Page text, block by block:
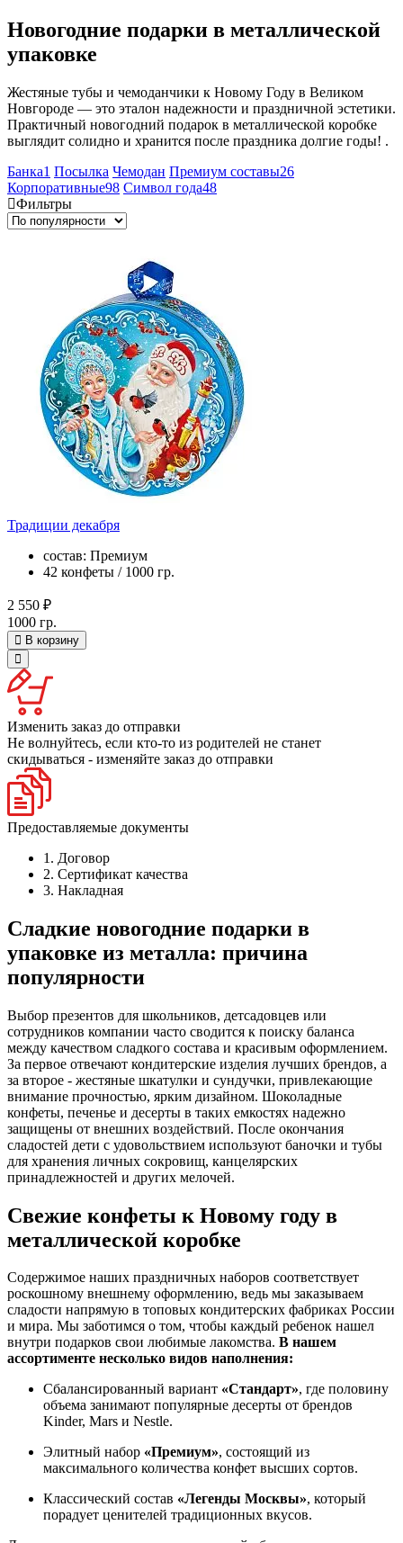
Новогодние подарки в металлической
упаковке
Жестяные тубы и чемоданчики к Новому Году в Великом
Новгороде — это эталон надежности и праздничной эстетики.
Практичный новогодний подарок в металлической коробке
выглядит солидно и хранится после праздника долгие годы! .
Банка1 Посылка Чемодан Премиум составы26
Корпоративные98 Символ года48
Фильтры
Традиции декабря
состав: Премиум
42 конфеты / 1000 гр.
2 550 ₽
1000 гр.
В корзину
Изменить заказ до отправки
Не волнуйтесь, если кто-то из родителей не станет
скидываться - изменяйте заказ до отправки
Предоставляемые документы
1. Договор
2. Сертификат качества
3. Накладная
Сладкие новогодние подарки в
упаковке из металла: причина
популярности
Выбор презентов для школьников, детсадовцев или
сотрудников компании часто сводится к поиску баланса
между качеством сладкого состава и красивым оформлением.
За первое отвечают кондитерские изделия лучших брендов, а
за второе - жестяные шкатулки и сундучки, привлекающие
внимание прочностью, ярким дизайном. Шоколадные
конфеты, печенье и десерты в таких емкостях надежно
защищены от внешних воздействий. После окончания
сладостей дети с удовольствием используют баночки и тубы
для хранения личных сокровищ, канцелярских
принадлежностей и других мелочей.
Свежие конфеты к Новому году в
металлической коробке
Содержимое наших праздничных наборов соответствует
роскошному внешнему оформлению, ведь мы заказываем
сладости напрямую в топовых кондитерских фабриках России
и мира. Мы заботимся о том, чтобы каждый ребенок нашел
внутри подарков свои любимые лакомства. В нашем
ассортименте несколько видов наполнения:
Сбалансированный вариант «Стандарт», где половину
объема занимают популярные десерты от брендов
Kinder, Mars и Nestle.
Элитный набор «Премиум», состоящий из
максимального количества конфет высших сортов.
Классический состав «Легенды Москвы», который
порадует ценителей традиционных вкусов.